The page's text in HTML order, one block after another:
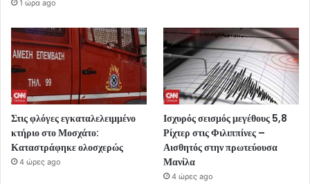
1 ώρα ago
Στις φλόγες εγκαταλελειμμένο
κτήριο στο Μοσχάτο:
Καταστράφηκε ολοσχερώς
4 ώρες ago
Ισχυρός σεισμός μεγέθους 5,8
Ρίχτερ στις Φιλιππίνες –
Αισθητός στην πρωτεύουσα
Μανίλα
4 ώρες ago